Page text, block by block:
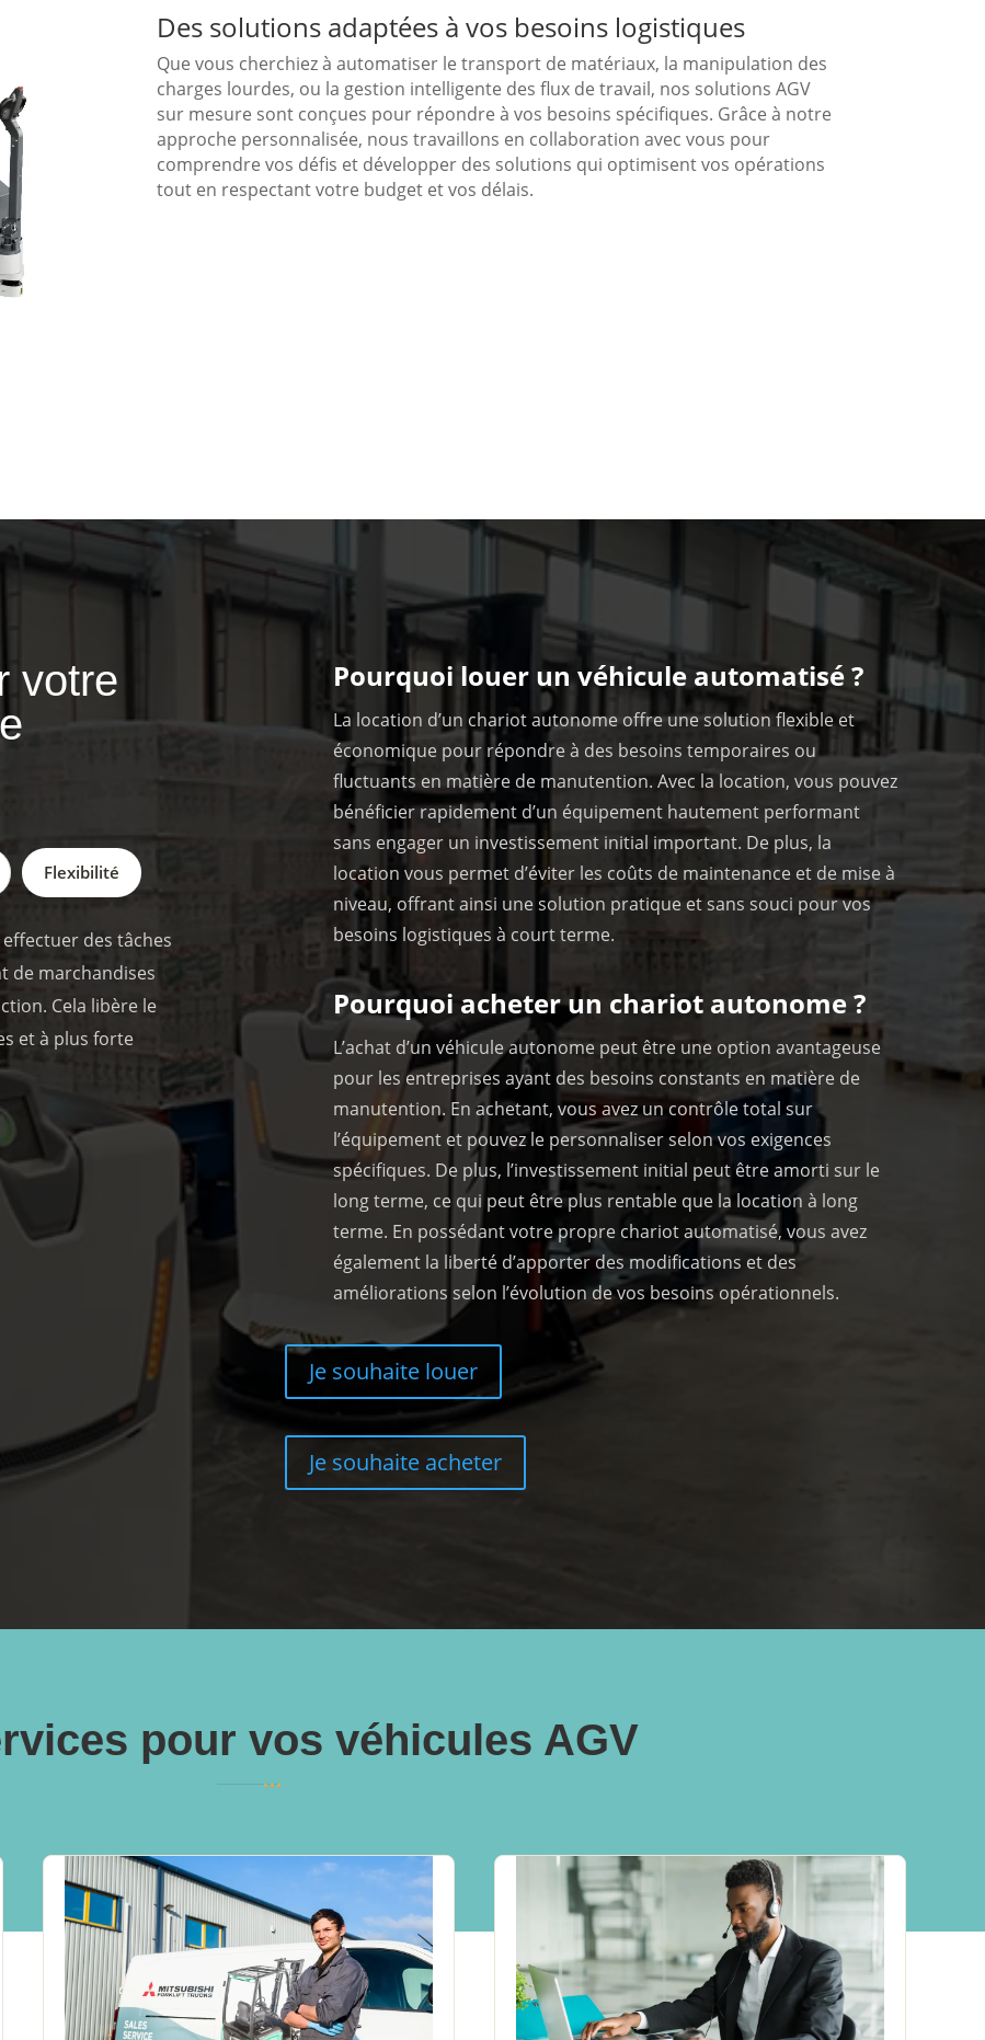
Des solutions adaptées à vos besoins logistiques
Que vous cherchiez à automatiser le transport de matériaux, la manipulation des
charges lourdes, ou la gestion intelligente des flux de travail, nos solutions AGV
sur mesure sont conçues pour répondre à vos besoins spécifiques. Grâce à notre
approche personnalisée, nous travaillons en collaboration avec vous pour
comprendre vos défis et développer des solutions qui optimisent vos opérations
tout en respectant votre budget et vos délais.
votre
Flexibilité
des tâches
de marchandises
Cela libère le
et à plus forte
Pourquoi louer un véhicule automatisé ?
La location d’un chariot autonome offre une solution flexible et
économique pour répondre à des besoins temporaires ou
fluctuants en matière de manutention. Avec la location, vous pouvez
bénéficier rapidement d’un équipement hautement performant
sans engager un investissement initial important. De plus, la
location vous permet d’éviter les coûts de maintenance et de mise à
niveau, offrant ainsi une solution pratique et sans souci pour vos
besoins logistiques à court terme.
Pourquoi acheter un chariot autonome ?
L’achat d’un véhicule autonome peut être une option avantageuse
pour les entreprises ayant des besoins constants en matière de
manutention. En achetant, vous avez un contrôle total sur
l’équipement et pouvez le personnaliser selon vos exigences
spécifiques. De plus, l’investissement initial peut être amorti sur le
long terme, ce qui peut être plus rentable que la location à long
terme. En possédant votre propre chariot automatisé, vous avez
également la liberté d’apporter des modifications et des
améliorations selon l’évolution de vos besoins opérationnels.
Je souhaite louer
Je souhaite acheter
pour vos véhicules AGV